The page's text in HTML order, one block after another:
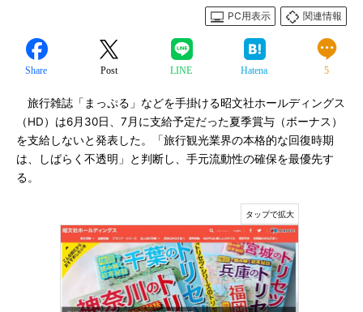
PC用表示
関連情報
Share Post LINE Hatena 5
旅行雑誌「まっぷる」などを手掛ける昭文社ホールディングス
（HD）は6月30日、7月に支給予定だった夏季賞与（ボーナス）
を支給しないと発表した。「旅行観光業界の本格的な回復時期
は、しばらく不透明」と判断し、手元流動性の確保を最優先す
る。